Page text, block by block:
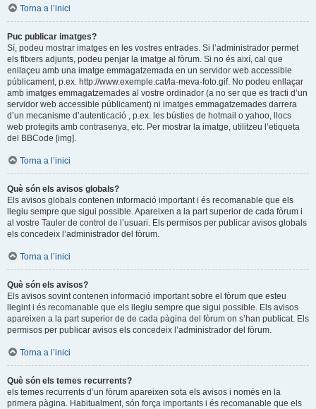
Torna a l’inici
Puc publicar imatges?
Sí, podeu mostrar imatges en les vostres entrades. Si l’administrador permet
els fitxers adjunts, podeu penjar la imatge al fòrum. Si no és així, cal que
enllaçeu amb una imatge emmagatzemada en un servidor web accessible
públicament, p.ex. http://www.exemple.cat/la-meva-foto.gif. No podeu enllaçar
amb imatges emmagatzemades al vostre ordinador (a no ser que es tracti d’un
servidor web accessible públicament) ni imatges emmagatzemades darrera
d’un mecanisme d’autenticació , p.ex. les bústies de hotmail o yahoo, llocs
web protegits amb contrasenya, etc. Per mostrar la imatge, utilitzeu l’etiqueta
del BBCode [img].
Torna a l’inici
Què són els avisos globals?
Els avisos globals contenen informació important i és recomanable que els
llegiu sempre que sigui possible. Apareixen a la part superior de cada fòrum i
al vostre Tauler de control de l’usuari. Els permisos per publicar avisos globals
els concedeix l’administrador del fòrum.
Torna a l’inici
Què són els avisos?
Els avisos sovint contenen informació important sobre el fòrum que esteu
llegint i és recomanable que els llegiu sempre que sigui possible. Els avisos
apareixen a la part superior de de cada pàgina del fòrum on s’han publicat. Els
permisos per publicar avisos els concedeix l’administrador del fòrum.
Torna a l’inici
Què són els temes recurrents?
els temes recurrents d’un fòrum apareixen sota els avisos i només en la
primera pàgina. Habitualment, són força importants i és recomanable que els